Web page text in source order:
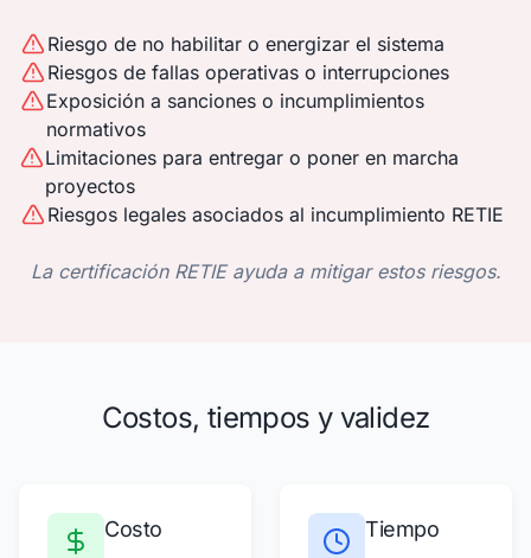
Riesgo de no habilitar o energizar el sistema
Riesgos de fallas operativas o interrupciones
Exposición a sanciones o incumplimientos
normativos
Limitaciones para entregar o poner en marcha
proyectos
Riesgos legales asociados al incumplimiento RETIE
La certificación RETIE ayuda a mitigar estos riesgos.
Costos, tiempos y validez
Costo Tiempo